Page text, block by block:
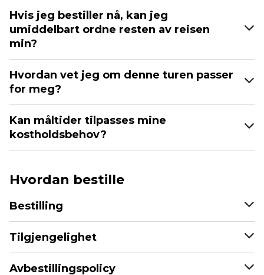
Hvis jeg bestiller nå, kan jeg
umiddelbart ordne resten av reisen
min?
Hvordan vet jeg om denne turen passer
for meg?
Kan måltider tilpasses mine
kostholdsbehov?
Hvordan bestille
Bestilling
Tilgjengelighet
Avbestillingspolicy